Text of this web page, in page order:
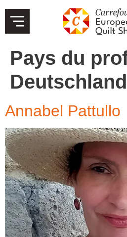
Pays du
Deutschland
Annabel Pattullo